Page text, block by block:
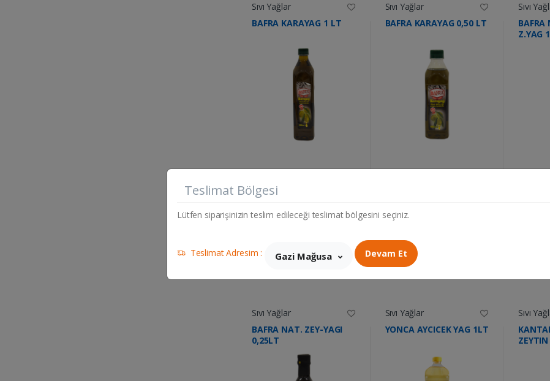
Sıvı Yağlar
BAFRA KARAYAG 1 LT
Adet
Sıvı Yağlar
BAFRA KARAYAG 0,50 LT
Sıvı
BAFRA
Z.YAG
Sıvı Yağlar
BAFRA NAT. ZEY-YAGI
0,25LT
Sıvı Yağlar
YONCA AYCICEK YAG 1LT
Sıvı
Teslimat Bölgesi
Lütfen siparişinizin teslim edileceği teslimat bölgesini seçiniz.
Teslimat Adresim : Gazi Mağusa Devam Et